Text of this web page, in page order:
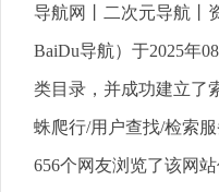
导航网丨二次元导航丨
BaiDu导航）于2025年
类目录，并成功建立了
蛛爬行/用户查找/检索
656个网友浏览了该网站